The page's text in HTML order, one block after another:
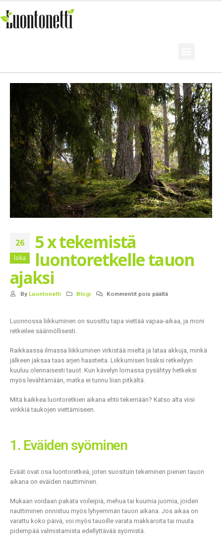
26
loka
5 x tekemistä
luontoretkelle tauon
ajaksi
By Luontonetti Blogi Kommentit pois päältä
Luonnossa liikkuminen on suosittu tapa viettää vapaa-aikaa, ja moni
retkeilee säännöllisesti.
Raikkaassa ilmassa liikkuminen virkistää mieltä ja lataa akkuja, minkä
jälkeen jaksaa taas arjen haasteita. Liikkumisen lisäksi retkeilyyn
kuuluu olennaisesti tauot. Kun kävelyn lomassa pysähtyy hetkeksi
myös levähtämään, matka ei tunnu liian pitkältä.
Mitä kaikkea luontoretkien aikana ehtii tekemään? Katso alta viisi
vinkkiä taukojen viettämiseen.
1. Eväiden syöminen
Eväät ovat osa luontoretkeä, joten suosituin tekeminen pienen tauon
aikana on eväiden nauttiminen.
Mukaan voidaan pakata voileipiä, mehua tai kuumia juomia, joiden
nauttiminen onnistuu myös lyhyemmän tauon aikana. Jos aikaa on
varattu koko päivä, voi myös tauoille varata makkaroita tai muuta
pidempää valmistamista edellyttävää syömistä.